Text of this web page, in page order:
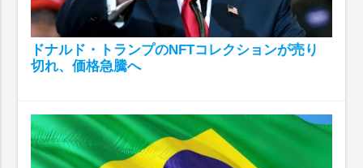
ドナルド・トランプのNFTコレクションが売り
切れ、価格急騰へ